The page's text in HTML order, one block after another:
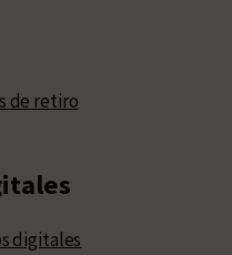
de retiro
digitales